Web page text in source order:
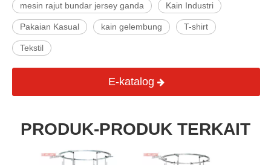
mesin rajut bundar jersey ganda Kain Industri
Pakaian Kasual kain gelembung T-shirt
Tekstil
E-katalog
PRODUK-PRODUK TERKAIT